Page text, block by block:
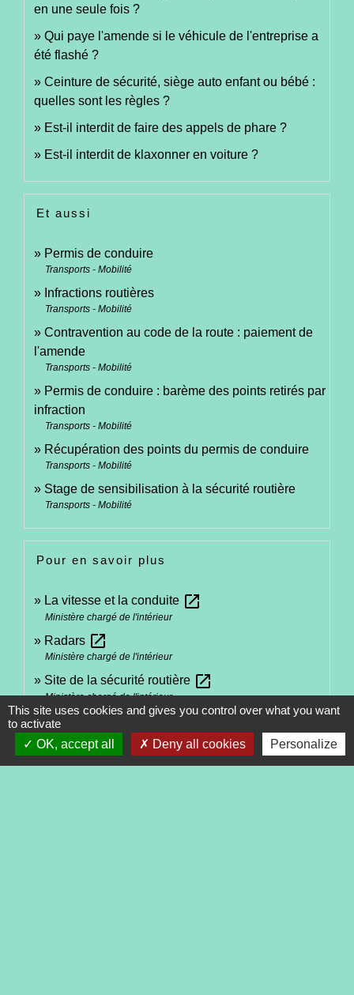
en une seule fois ?
Qui paye l'amende si le véhicule de l'entreprise a
été flashé ?
Ceinture de sécurité, siège auto enfant ou bébé :
quelles sont les règles ?
Est-il interdit de faire des appels de phare ?
Est-il interdit de klaxonner en voiture ?
Et aussi
Permis de conduire
Transports - Mobilité
Infractions routières
Transports - Mobilité
Contravention au code de la route : paiement de
l'amende
Transports - Mobilité
Permis de conduire : barème des points retirés par
infraction
Transports - Mobilité
Récupération des points du permis de conduire
Transports - Mobilité
Stage de sensibilisation à la sécurité routière
Transports - Mobilité
Pour en savoir plus
La vitesse et la conduite open_in_new
Ministère chargé de l'intérieur
Radars open_in_new
Ministère chargé de l'intérieur
Site de la sécurité routière open_in_new
Ministère chargé de l'intérieur
Signaler une erreur sur cette page
This site uses cookies and gives you control over what you want
to activate
OK, accept all
Deny all cookies Personalize